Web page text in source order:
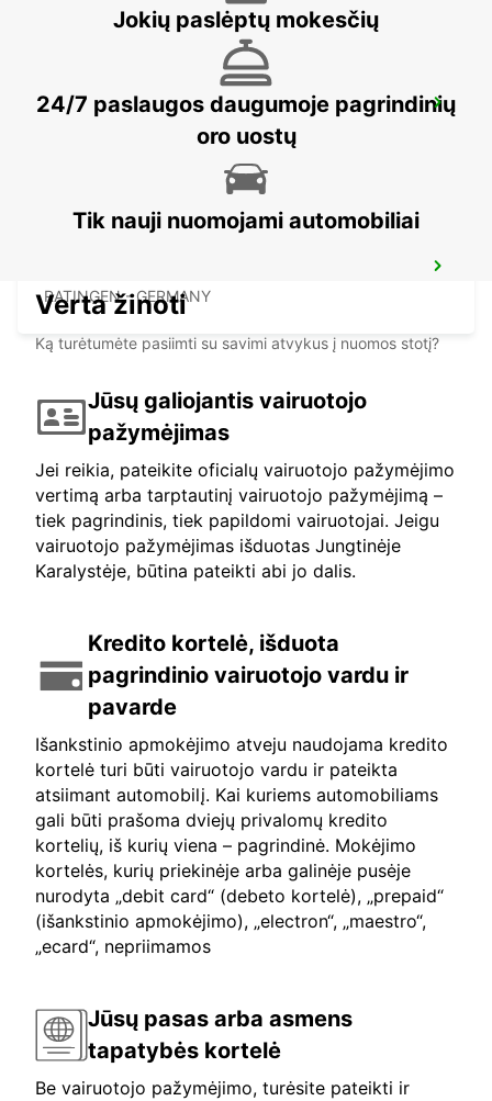
HAGEN
RATINGEN - GERMANY
Jokių paslėptų mokesčių
24/7 paslaugos daugumoje pagrindinių
oro uostų
Tik nauji nuomojami automobiliai
Verta žinoti
Ką turėtumėte pasiimti su savimi atvykus į nuomos stotį?
Jūsų galiojantis vairuotojo
pažymėjimas
Jei reikia, pateikite oficialų vairuotojo pažymėjimo
vertimą arba tarptautinį vairuotojo pažymėjimą –
tiek pagrindinis, tiek papildomi vairuotojai. Jeigu
vairuotojo pažymėjimas išduotas Jungtinėje
Karalystėje, būtina pateikti abi jo dalis.
Kredito kortelė, išduota
pagrindinio vairuotojo vardu ir
pavarde
Išankstinio apmokėjimo atveju naudojama kredito
kortelė turi būti vairuotojo vardu ir pateikta
atsiimant automobilį. Kai kuriems automobiliams
gali būti prašoma dviejų privalomų kredito
kortelių, iš kurių viena – pagrindinė. Mokėjimo
kortelės, kurių priekinėje arba galinėje pusėje
nurodyta „debit card“ (debeto kortelė), „prepaid“
(išankstinio apmokėjimo), „electron“, „maestro“,
„ecard“, nepriimamos
Jūsų pasas arba asmens
tapatybės kortelė
Be vairuotojo pažymėjimo, turėsite pateikti ir